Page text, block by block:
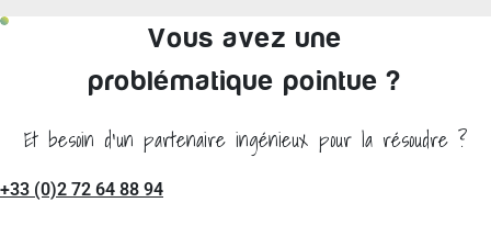
Vous avez une
problématique pointue ?
Et besoin d'un partenaire ingénieux pour la résoudre ?
+33 (0)2 72 64 88 94